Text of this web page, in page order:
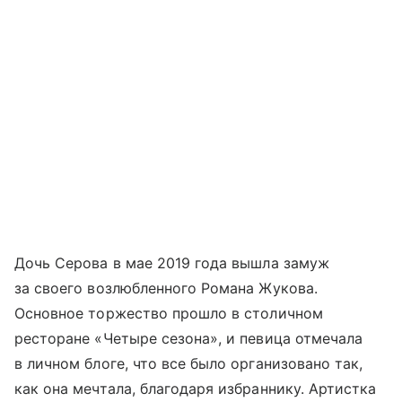
Дочь Серова в мае 2019 года вышла замуж
за своего возлюбленного Романа Жукова.
Основное торжество прошло в столичном
ресторане «Четыре сезона», и певица отмечала
в личном блоге, что все было организовано так,
как она мечтала, благодаря избраннику. Артистка